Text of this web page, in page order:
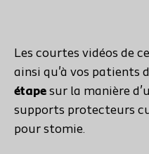
Les courtes vidéos de
ainsi qu'à vos patients
étape sur la manière
supports protecteurs
pour stomie.